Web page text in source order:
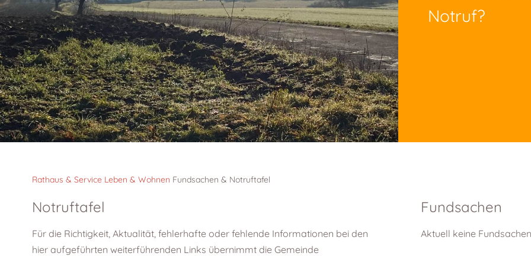
Notruf?
Rathaus & Service Leben & Wohnen Fundsachen & Notruftafel
Notruftafel
Für die Richtigkeit, Aktualität, fehlerhafte oder fehlende Informationen bei den
hier aufgeführten weiterführenden Links übernimmt die Gemeinde
Fundsachen
Aktuell keine